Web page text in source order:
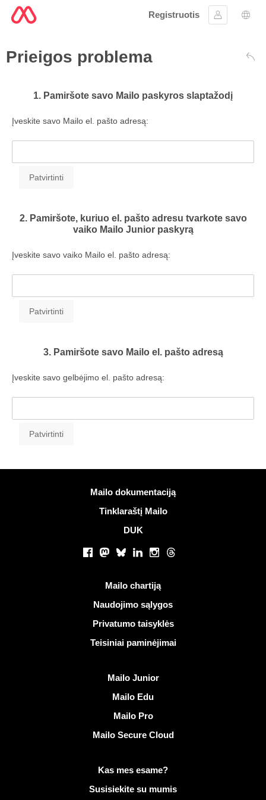
Registruotis
Prisijungti
Prieigos problema
1. Pamiršote savo Mailo paskyros slaptažodį
Įveskite savo Mailo el. pašto adresą:
2. Pamiršote, kuriuo el. pašto adresu tvarkote savo
vaiko Mailo Junior paskyrą
Įveskite savo vaiko Mailo el. pašto adresą:
3. Pamiršote savo Mailo el. pašto adresą
Įveskite savo gelbėjimo el. pašto adresą:
Daugiau informacijosMailo dokumentaciją
Tinklaraštį Mailo
DUK
Socialiniai tinklai
Facebook
Mastodon
BlueskyLinkedInInstagram
Threads
Naudingos nuorodosMailo chartiją
Naudojimo sąlygos
Privatumo taisyklės
Teisiniai paminėjimai
Mailo Junior
Mailo Edu
Mailo Pro
Mailo Secure Cloud
Daugiau informacijos apie Mailo
Kas mes esame?
Susisiekite su mumis